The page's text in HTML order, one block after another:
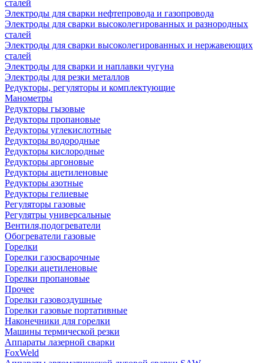
сталей
Электроды для сварки нефтепровода и газопровода
Электроды для сварки высоколегированных и разнородных
сталей
Электроды для сварки высоколегированных и нержавеющих
сталей
Электроды для сварки и наплавки чугуна
Электроды для резки металлов
Редукторы, регуляторы и комплектующие
Манометры
Редукторы гызовые
Редукторы пропановые
Редукторы углекислотные
Редукторы водородные
Редукторы кислородные
Редукторы аргоновые
Редукторы ацетиленовые
Редукторы азотные
Редукторы гелиевые
Регуляторы газовые
Регулятры универсальные
Вентиля,подогреватели
Обогреватели газовые
Горелки
Горелки газосварочные
Горелки ацетиленовые
Горелки пропановые
Прочее
Горелки газовоздушные
Горелки газовые портативные
Наконечники для горелки
Машины термической резки
Аппараты лазерной сварки
FoxWeld